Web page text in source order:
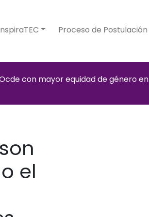
Proceso de Postulación
con mayor equidad de género en
el